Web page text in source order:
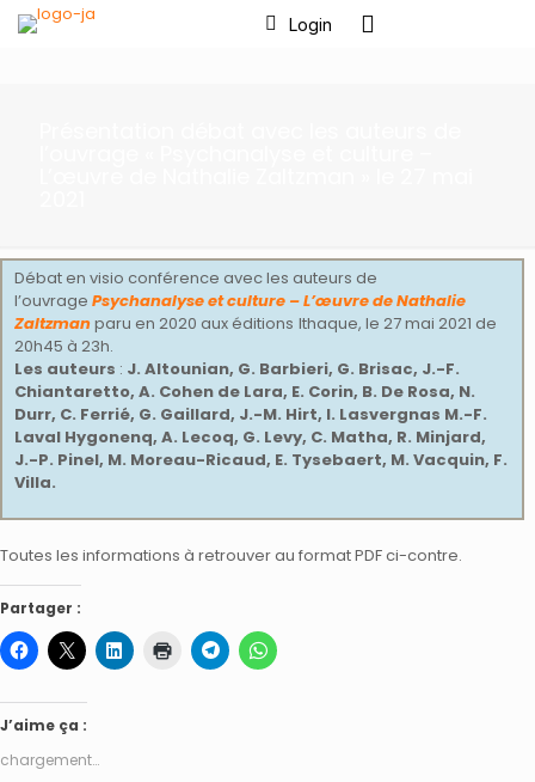
Login
Débat en visio conférence avec les auteurs de
l’ouvrage Psychanalyse et culture – L’œuvre de Nathalie
Zaltzmanparu en 2020 aux éditions Ithaque, le 27 mai 2021 de
20h45 à 23h.
Les auteurs : J. Altounian, G. Barbieri, G. Brisac, J.-F.
Chiantaretto, A. Cohen de Lara, E. Corin, B. De Rosa, N.
Durr, C. Ferrié, G. Gaillard, J.-M. Hirt, I. Lasvergnas M.-F.
Laval Hygonenq, A. Lecoq, G. Levy, C. Matha, R. Minjard,
J.-P. Pinel, M. Moreau-Ricaud, E. Tysebaert, M. Vacquin, F.
Villa.
Toutes les informations à retrouver au format PDF ci-contre.
Partager :
J’aime ça :
chargement…